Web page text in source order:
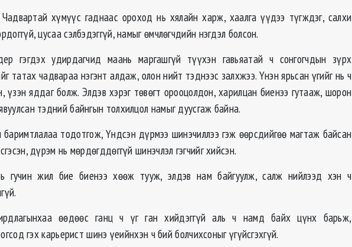
хүмүүс гаднаас ороход нь хялайн харж, хаалга үүдээ түгждэг, салхи
цусаа сэлбэдэггүй, намыг өмчлөгчдийн нэгдэл болсон.
гэгдэх удирдагчид маань маргашгүй түүхэн гавьяатай ч сонгогчдын зүрх
татах чадвараа нэгэнт алдаж, олон нийт тэднээс залхжээ. Үнэн ярьсан үгийг нь ч
үзэн яддаг болж. Элдэв хэрэг төвөгт орооцолдон, харилцан биенээ гутааж, шорон
тэдний байнгын толхилцол намыг дуусгаж байна.
тодотгож, Үндсэн дүрмээ шинэчиллээ гэж өөрсдийгөө магтаж байсан
дүрэм нь мөрдөгддөггүй шинэчлэл гэгчийг хийсэн.
жил бие биенээ хөөж тууж, элдэв нам байгуулж, салж нийлээд хэн ч
өөдөөс ганц ч үг ган хийдэггүй аль ч намд байх цүнх барьж,
гэх карьерист шинэ үеийнхэн ч бий болчихсоныг үгүйсгэхгүй.